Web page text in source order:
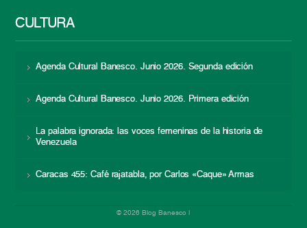
CULTURA
Agenda Cultural Banesco. Junio 2026. Segunda edición
Agenda Cultural Banesco. Junio 2026. Primera edición
La palabra ignorada: las voces femeninas de la historia de
Venezuela
Caracas 455: Café rajatabla, por Carlos «Caque» Armas
© 2026 Blog Banesco |